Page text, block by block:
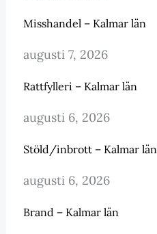
Misshandel – Kalmar län
augusti 7, 2026
Rattfylleri – Kalmar län
augusti 6, 2026
Stöld/inbrott – Kalmar län
augusti 6, 2026
Brand – Kalmar län